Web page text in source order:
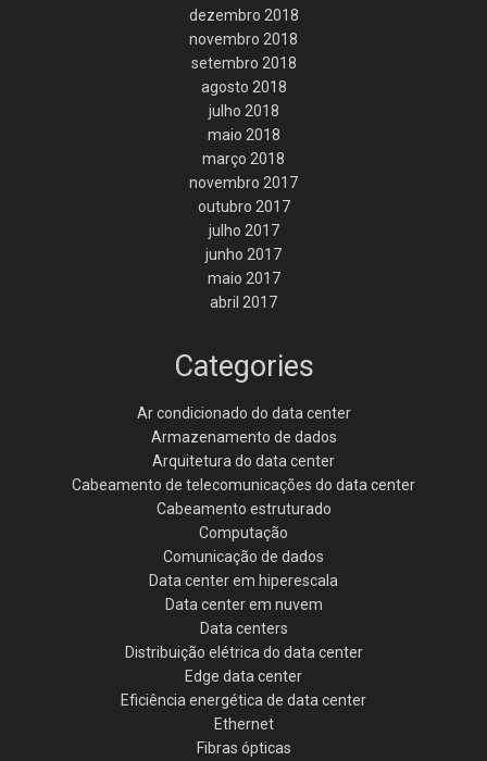
dezembro 2018
novembro 2018
setembro 2018
agosto 2018
julho 2018
maio 2018
março 2018
novembro 2017
outubro 2017
julho 2017
junho 2017
maio 2017
abril 2017
Categories
Ar condicionado do data center
Armazenamento de dados
Arquitetura do data center
Cabeamento de telecomunicações do data center
Cabeamento estruturado
Computação
Comunicação de dados
Data center em hiperescala
Data center em nuvem
Data centers
Distribuição elétrica do data center
Edge data center
Eficiência energética de data center
Ethernet
Fibras ópticas